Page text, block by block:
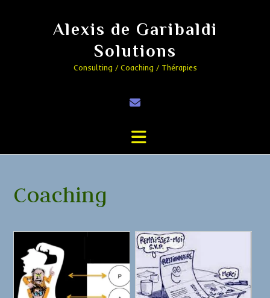
Alexis de Garibaldi
Solutions
Consulting / Coaching / Thérapies
Coaching